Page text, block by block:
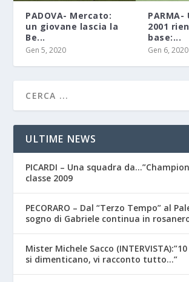
PADOVA- Mercato:
un giovane lascia la
Be...
Gen 5, 2020
PARMA-
2001
base:...
Gen 6, 2020
ULTIME NEWS
PICARDI – Una squadra
classe 2009
PECORARO – Dal “Terzo Tempo” al
sogno di Gabriele continua in
Mister Michele Sacco
si dimenticano, vi racconto tutto…”